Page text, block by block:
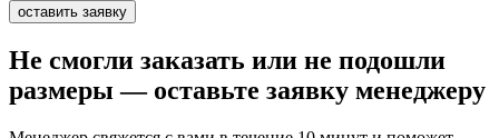
оставить заявку
Не смогли заказать или не подошли
размеры — оставьте заявку менеджеру